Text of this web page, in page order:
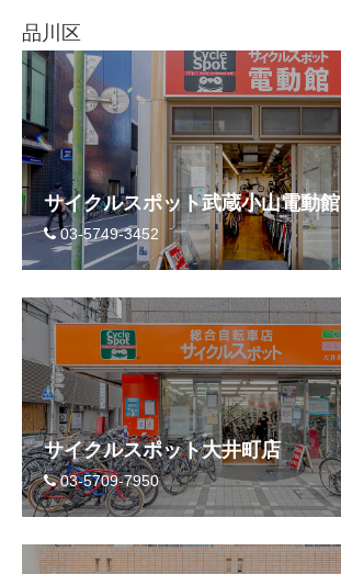
品川区
サイクルスポット武蔵小山電動館
03-5749-3452
サイクルスポット大井町店
03-5709-7950